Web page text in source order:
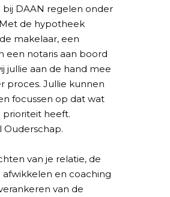
bij DAAN regelen onder
de hypotheek
makelaar, een
een notaris aan boord
jullie aan de hand mee
proces. Jullie kunnen
focussen op dat wat
prioriteit heeft.
Ouderschap.
van je relatie, de
afwikkelen en coaching
van de